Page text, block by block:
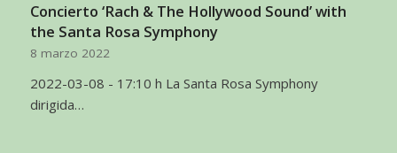
Concierto ‘Rach & The Hollywood Sound’ with
the Santa Rosa Symphony
8 marzo 2022
2022-03-08 - 17:10 h La Santa Rosa Symphony
dirigida…